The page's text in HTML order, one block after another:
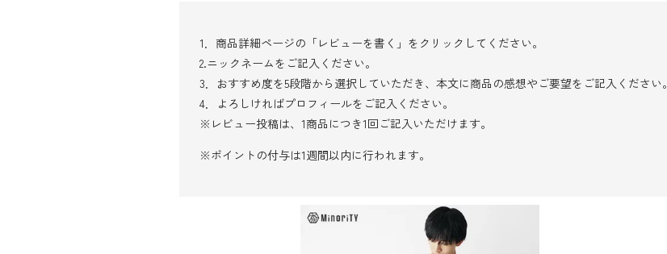
1．商品詳細ページの「レビューを書く」をクリックしてください。
2.ニックネームをご記入ください。
3．おすすめ度を5段階から選択していただき、本文に商品の感想やご要望をご記入ください。
4．よろしければプロフィールをご記入ください。
※レビュー投稿は、1商品につき1回ご記入いただけます。
※ポイントの付与は1週間以内に行われます。